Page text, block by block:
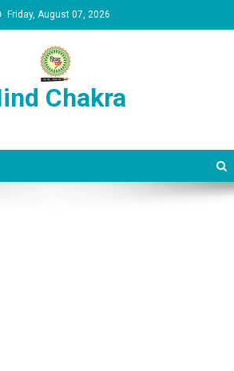
Friday, August 07, 2026
Chakra